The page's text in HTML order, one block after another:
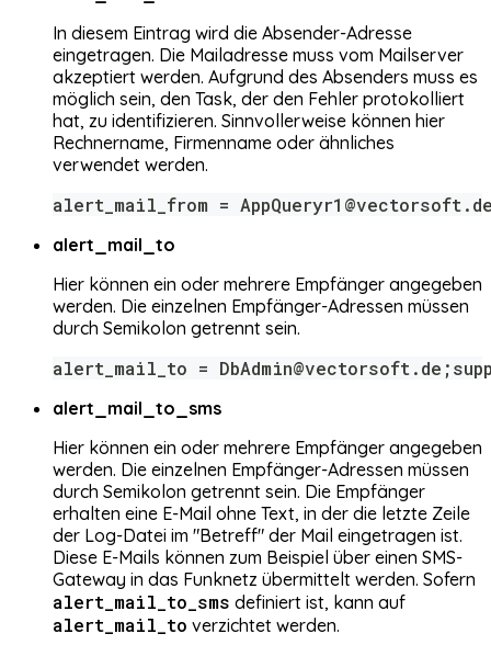
In diesem Eintrag wird die Absender-Adresse
eingetragen. Die Mailadresse muss vom Mailserver
akzeptiert werden. Aufgrund des Absenders muss es
möglich sein, den Task, der den Fehler protokolliert
hat, zu identifizieren. Sinnvollerweise können hier
Rechnername, Firmenname oder ähnliches
verwendet werden.
alert_mail_from =
alert_mail_to
Hier können ein oder mehrere Empfänger angegeben
werden. Die einzelnen Empfänger-Adressen müssen
durch Semikolon getrennt sein.
alert_mail_to =
alert_mail_to_sms
Hier können ein oder mehrere Empfänger angegeben
werden. Die einzelnen Empfänger-Adressen müssen
durch Semikolon getrennt sein. Die Empfänger
erhalten eine E-Mail ohne Text, in der die letzte Zeile
der Log-Datei im "Betreff" der Mail eingetragen ist.
Diese E-Mails können zum Beispiel über einen SMS-
Gateway in das Funknetz übermittelt werden. Sofern
alert_mail_to_sms definiert ist, kann auf
alert_mail_to verzichtet werden.